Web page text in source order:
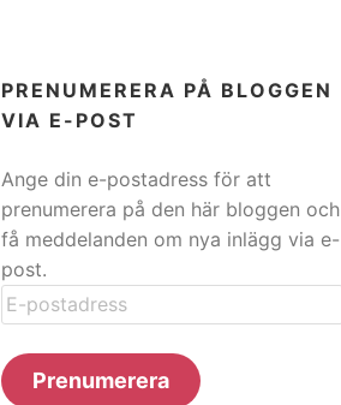
PRENUMERERA PÅ BLOGGEN
VIA E-POST
Ange din e-postadress för att
prenumerera på den här bloggen och
få meddelanden om nya inlägg via e-
post.
E-
postadress
Prenumerera